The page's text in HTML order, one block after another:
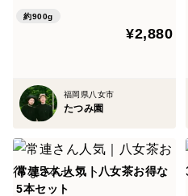
約900g
¥2,880
福岡県八女市
たつみ園
常連さん人気｜八女茶お得な
5本セット